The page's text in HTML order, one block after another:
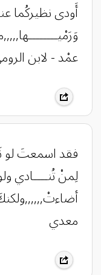
أَودى نظيركُما
عمْد - لابن
فقد اسمعتَ لو
لِمنْ تُنــــادي
معدي